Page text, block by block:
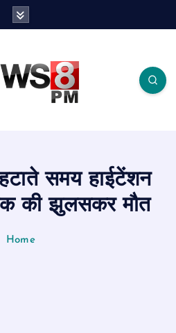
समय हाईटेंशन
की झुलसकर मौत
Home